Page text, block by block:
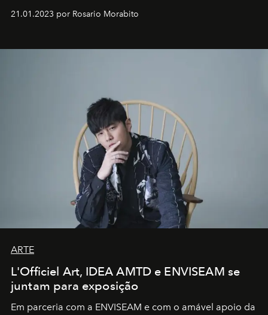
em rápida evolução e redefinindo o conceito de luxo
21.01.2023 por Rosario Morabito
ARTE
L'Officiel Art, IDEA AMTD e ENVISEAM se
juntam para exposição
Em parceria com a ENVISEAM e com o amável apoio da